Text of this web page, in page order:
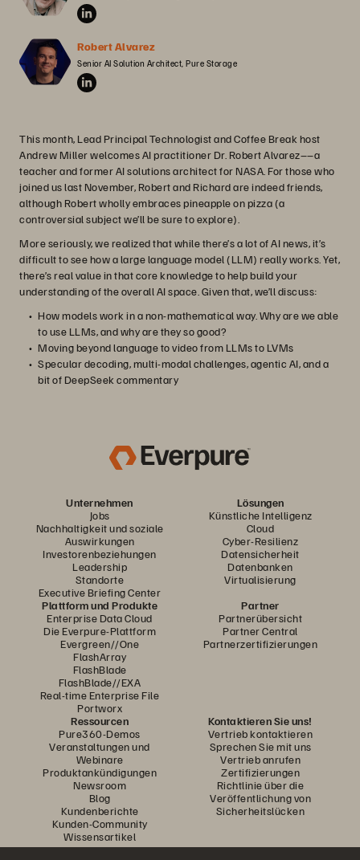
Robert Alvarez
Senior AI Solution Architect, Pure Storage
This month, Lead Principal Technologist and Coffee Break host
Andrew Miller welcomes AI practitioner Dr. Robert Alvarez––a
teacher and former AI solutions architect for NASA. For those who
joined us last November, Robert and Richard are indeed friends,
although Robert wholly embraces pineapple on pizza (a
controversial subject we’ll be sure to explore).
More seriously, we realized that while there’s a lot of AI news, it’s
difficult to see how a large language model (LLM) really works. Yet,
there’s real value in that core knowledge to help build your
understanding of the overall AI space. Given that, we’ll discuss:
How models work in a non-mathematical way. Why are we able
to use LLMs, and why are they so good?
Moving beyond language to video from LLMs to LVMs
Specular decoding, multi-modal challenges, agentic AI, and a
bit of DeepSeek commentary
Unternehmen
Jobs
Nachhaltigkeit und soziale
Auswirkungen
Investorenbeziehungen
Leadership
Standorte
Executive Briefing Center
Lösungen
Künstliche Intelligenz
Cloud
Cyber-Resilienz
Datensicherheit
Datenbanken
Virtualisierung
Plattform und Produkte
Enterprise Data Cloud
Die Everpure-Plattform
Evergreen//One
FlashArray
FlashBlade
FlashBlade//EXA
Real-time Enterprise File
Portworx
Partner
Partnerübersicht
Partner Central
Partnerzertifizierungen
Ressourcen
Pure360-Demos
Veranstaltungen und
Webinare
Produktankündigungen
Newsroom
Blog
Kundenberichte
Kunden-Community
Wissensartikel
Kontaktieren Sie uns!
Vertrieb kontaktieren
Sprechen Sie mit uns
Vertrieb anrufen
Zertifizierungen
Richtlinie über die
Veröffentlichung von
Sicherheitslücken